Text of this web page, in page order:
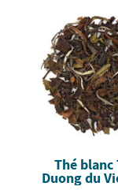
Thé blanc
Duong du